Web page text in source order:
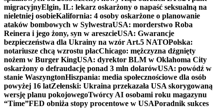
migracyjnyElgin, IL: lekarz oskarżony o napaść seksualną na
nieletniej osobieKalifornia: 4 osoby oskarżone o planowanie
ataków bombowych w SylwestraUSA: morderstwo Roba
Reinera i jego żony, syn w areszcieUSA: Gwarancje
bezpieczeństwa dla Ukrainy na wzór Art.5 NATOPolska:
notariusze chcą wzrostu płacChicago: mężczyzna dźgnięty
nożem w Burger KingUSA: dyrektor BLM w Oklahoma City
oskarżony o defraudację ponad 3 mln dolarówUSA: powódź w
stanie WaszyngtonHiszpania: media społecznościowe dla osób
powyżej 16 latZełenski: Ukraina przekazała USA skorygowaną
wersję planu pokojowegoTwórcy AI osobami roku magazynu
“Time”FED obniża stopy procentowe w USAPoradnik sukces